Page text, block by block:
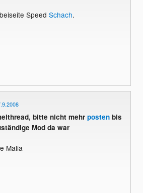
Speed Schach.
bitte nicht mehr postenbis
Mod da war
Malia